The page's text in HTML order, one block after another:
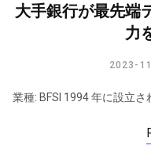
大手銀行が最先端
力
2023-
業種: BFSI 1994 年に設立さ